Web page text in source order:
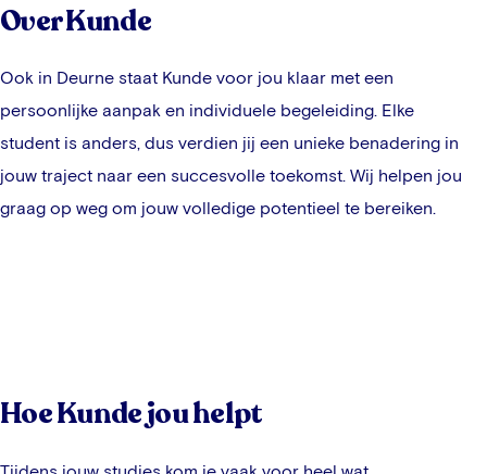
Over Kunde
Ook in Deurne staat Kunde voor jou klaar met een
persoonlijke aanpak en individuele begeleiding. Elke
student is anders, dus verdien jij een unieke benadering in
jouw traject naar een succesvolle toekomst. Wij helpen jou
graag op weg om jouw volledige potentieel te bereiken.
Hoe Kunde jou helpt